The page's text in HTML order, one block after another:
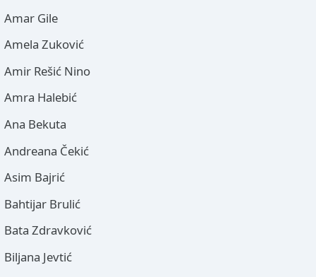
Amar Gile
Amela Zuković
Amir Rešić Nino
Amra Halebić
Ana Bekuta
Andreana Čekić
Asim Bajrić
Bahtijar Brulić
Bata Zdravković
Biljana Jevtić